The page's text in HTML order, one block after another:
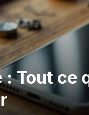
Tout ce